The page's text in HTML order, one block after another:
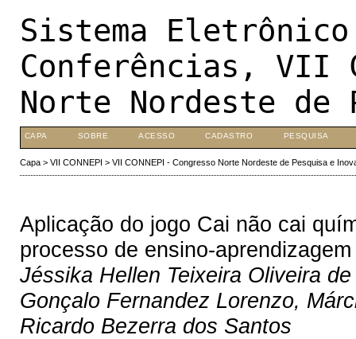
Sistema
Conferências, VII
Norte Nordeste de
CAPA SOBRE ACESSO CADASTRO PESQUISA
Capa> VII CONNEPI > VII CONNEPI - Congresso Norte Nordeste de Pesquisa e
Aplicação do jogo Cai não cai
processo de ensino-
Jéssika Hellen Teixeira Oliveira
Gonçalo Fernandez Lorenzo,
Ricardo Bezerra dos Santos